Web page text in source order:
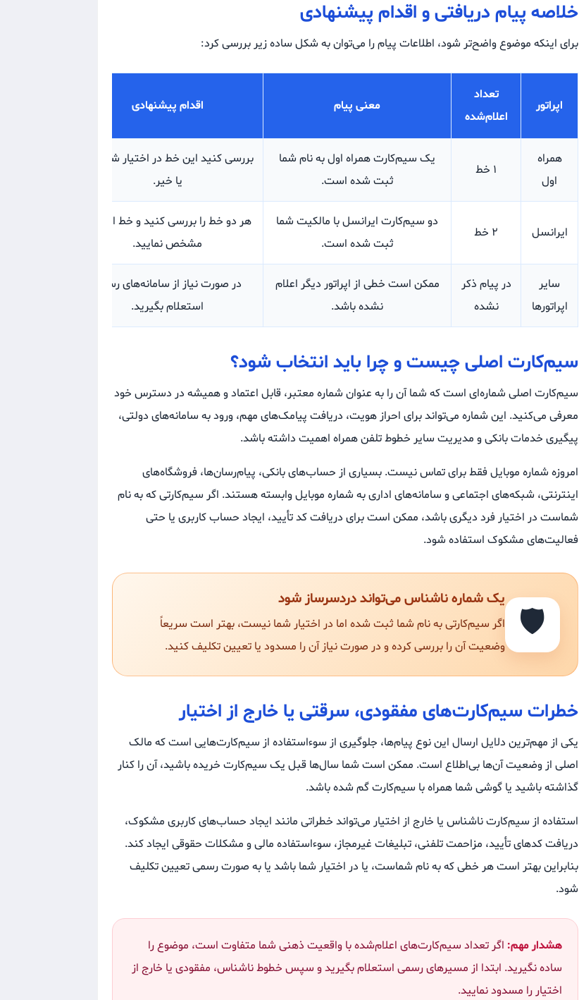
خلاصه پیام دریافتی و اقدام پیشنهادی
برای اینکه موضوع واضح‌تر شود، اطلاعات پیام را می‌توان به شکل ساده زیر بررسی کرد:
اپراتور
تعداد
اعلام‌شده
معنی پیام اقدام پیشنهادی
همراه
اول
۱ خط
یک سیم‌کارت همراه اول به نام شما
ثبت شده است.
بررسی کنید این خط در اختیار شماست
یا خیر.
ایرانسل ۲ خط
دو سیم‌کارت ایرانسل با مالکیت شما
ثبت شده است.
هر دو خط را بررسی کنید و خط اصلی را
مشخص نمایید.
سایر
اپراتورها
در پیام ذکر
نشده
ممکن است خطی از اپراتور دیگر اعلام
نشده باشد.
در صورت نیاز از سامانه‌های رسمی
استعلام بگیرید.
سیم‌کارت اصلی چیست و چرا باید انتخاب شود؟
سیم‌کارت اصلی شماره‌ای است که شما آن را به عنوان شماره معتبر، قابل اعتماد و همیشه در دسترس خود
معرفی می‌کنید. این شماره می‌تواند برای احراز هویت، دریافت پیامک‌های مهم، ورود به سامانه‌های دولتی،
پیگیری خدمات بانکی و مدیریت سایر خطوط تلفن همراه اهمیت داشته باشد.
امروزه شماره موبایل فقط برای تماس نیست. بسیاری از حساب‌های بانکی، پیام‌رسان‌ها، فروشگاه‌های
اینترنتی، شبکه‌های اجتماعی و سامانه‌های اداری به شماره موبایل وابسته هستند. اگر سیم‌کارتی که به نام
شماست در اختیار فرد دیگری باشد، ممکن است برای دریافت کد تأیید، ایجاد حساب کاربری یا حتی
فعالیت‌های مشکوک استفاده شود.
🛡️
یک شماره ناشناس می‌تواند دردسرساز شود
اگر سیم‌کارتی به نام شما ثبت شده اما در اختیار شما نیست، بهتر است سریعاً
وضعیت آن را بررسی کرده و در صورت نیاز آن را مسدود یا تعیین تکلیف کنید.
خطرات سیم‌کارت‌های مفقودی، سرقتی یا خارج از اختیار
یکی از مهم‌ترین دلایل ارسال این نوع پیام‌ها، جلوگیری از سوءاستفاده از سیم‌کارت‌هایی است که مالک
اصلی از وضعیت آن‌ها بی‌اطلاع است. ممکن است شما سال‌ها قبل یک سیم‌کارت خریده باشید، آن را کنار
گذاشته باشید یا گوشی شما همراه با سیم‌کارت گم شده باشد.
استفاده از سیم‌کارت ناشناس یا خارج از اختیار می‌تواند خطراتی مانند ایجاد حساب‌های کاربری مشکوک،
دریافت کدهای تأیید، مزاحمت تلفنی، تبلیغات غیرمجاز، سوءاستفاده مالی و مشکلات حقوقی ایجاد کند.
بنابراین بهتر است هر خطی که به نام شماست، یا در اختیار شما باشد یا به صورت رسمی تعیین تکلیف
شود.
هشدار مهم: اگر تعداد سیم‌کارت‌های اعلام‌شده با واقعیت ذهنی شما متفاوت است، موضوع را
ساده نگیرید. ابتدا از مسیرهای رسمی استعلام بگیرید و سپس خطوط ناشناس، مفقودی یا خارج از
اختیار را مسدود نمایید.